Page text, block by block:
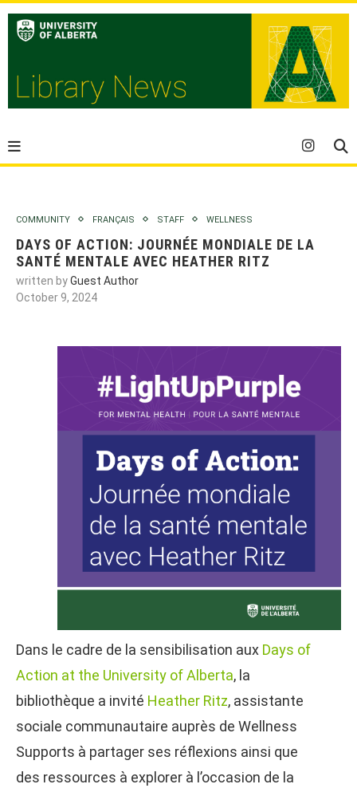
COMMUNITY FRANÇAIS STAFF WELLNESS
DAYS OF ACTION: JOURNÉE MONDIALE DE LA
SANTÉ MENTALE AVEC HEATHER RITZ
written byGuest Author
October 9, 2024
Dans le cadre de la sensibilisation aux Days of
Action at the University of Alberta, la
bibliothèque a invité Heather Ritz, assistante
sociale communautaire auprès de Wellness
Supports à partager ses réflexions ainsi que
des ressources à explorer à l’occasion de la